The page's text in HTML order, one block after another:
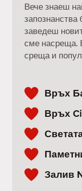
Вече знаеш
заведеш
сме насреща.
среща и
Връх
Връх
Залив